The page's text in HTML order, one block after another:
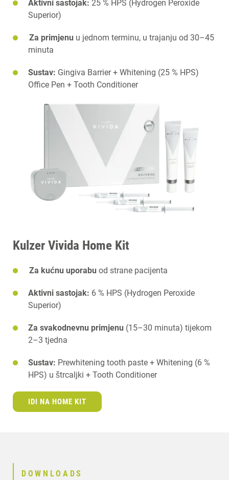
Aktivni sastojak: 25 % HPS (Hydrogen Peroxide
Superior)
Za primjenu u jednom terminu, u trajanju od 30–45
minuta
Sustav: Gingiva Barrier + Whitening (25 % HPS)
Office Pen + Tooth Conditioner
Kulzer Vivida Home Kit
Za kućnu uporabu od strane pacijenta
Aktivni sastojak: 6 % HPS (Hydrogen Peroxide
Superior)
Za svakodnevnu primjenu (15–30 minuta) tijekom
2–3 tjedna
Sustav: Prewhitening tooth paste + Whitening (6 %
HPS) u štrcaljki + Tooth Conditioner
IDI NA HOME KIT
DOWNLOADS